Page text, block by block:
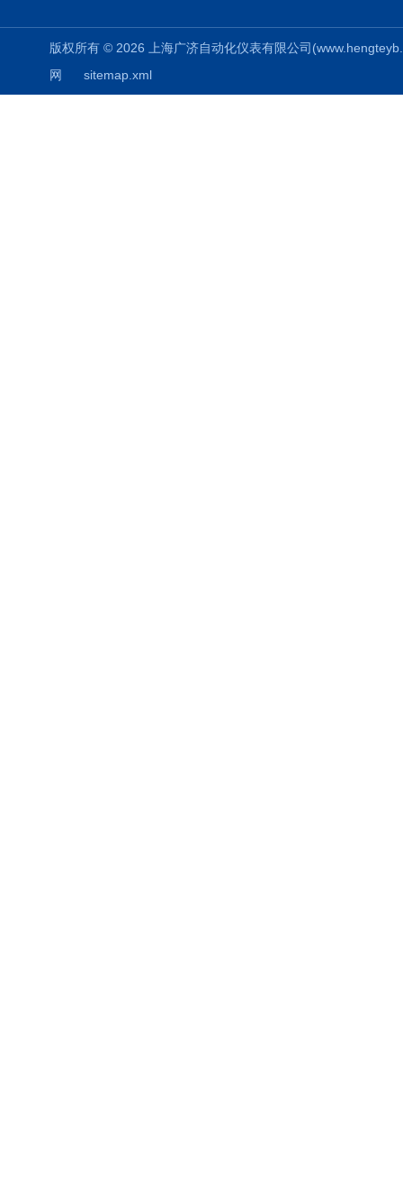
版权所有 © 2026 上海广济自动化仪表有限公司
网
sitemap.xml